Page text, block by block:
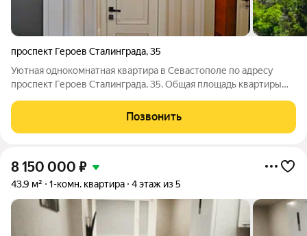
проспект Героев Сталинграда,35
Уютная однокомнатная квартира в Севастополе по адресу
проспект Героев Сталинграда, 35. Общая площадь квартиры
ремонт, который позволяет вам сразу въехать и жить. Комната
светлая, окна выходят во
Позвонить
8 150 000 ₽
43,9 м² 1-комн. квартира 4 этаж из 5